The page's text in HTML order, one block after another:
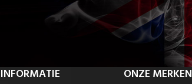
INFORMATIE ONZE MERKEN